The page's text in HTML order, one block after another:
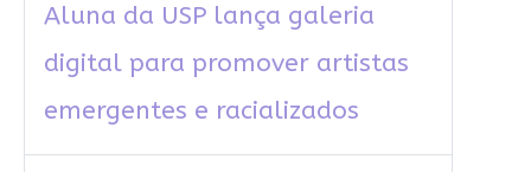
Aluna da USP lança galeria
digital para promover artistas
emergentes e racializados